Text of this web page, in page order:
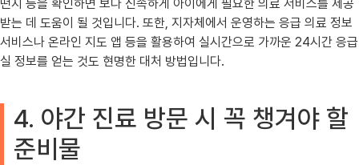
떤지 등을 확인하면 보다 신속하게 아이에게 필요한 의료 서비스를 제공
받는 데 도움이 될 것입니다. 또한, 지자체에서 운영하는 응급 의료 정보
서비스나 온라인 지도 앱 등을 활용하여 실시간으로 가까운 24시간 응급
실 정보를 얻는 것도 현명한 대처 방법입니다.
4. 야간 진료 방문 시 꼭 챙겨야 할
준비물